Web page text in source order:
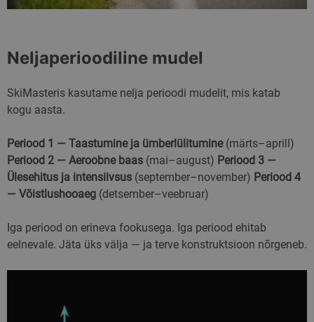
Neljaperioodiline mudel
SkiMasteris kasutame nelja perioodi mudelit, mis katab
kogu aasta.
Periood 1 — Taastumine ja ümberlülitumine(märts–aprill)
Periood 2 — Aeroobne baas (mai–august) Periood 3 —
Ülesehitus ja intensiivsus (september–november) Periood 4
— Võistlushooaeg (detsember–veebruar)
Iga periood on erineva fookusega. Iga periood ehitab
eelnevale. Jäta üks välja — ja terve konstruktsioon nõrgeneb.